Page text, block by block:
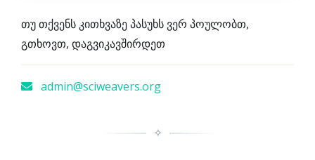
თუ თქვენს კითხვაზე პასუხს ვერ პოულობთ,
გთხოვთ, დაგვიკავშირდეთ
admin@sciweavers.org
✧